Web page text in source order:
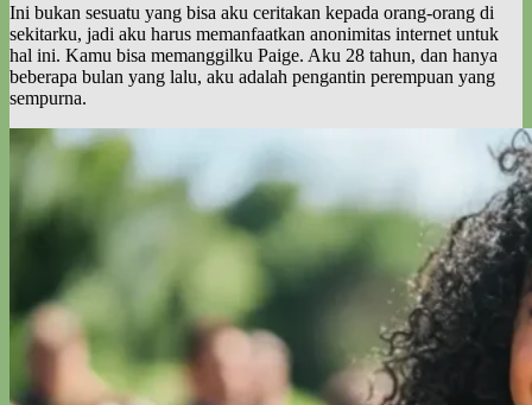
Ini bukan sesuatu yang bisa aku ceritakan kepada orang-orang di
sekitarku, jadi aku harus memanfaatkan anonimitas internet untuk
hal ini. Kamu bisa memanggilku Paige. Aku 28 tahun, dan hanya
beberapa bulan yang lalu, aku adalah pengantin perempuan yang
sempurna.